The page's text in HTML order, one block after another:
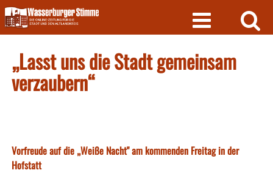
Skip
to
content
„Lasst uns die Stadt gemeinsam
verzaubern“
Vorfreude auf die „Weiße Nacht" am kommenden Freitag in der
Hofstatt